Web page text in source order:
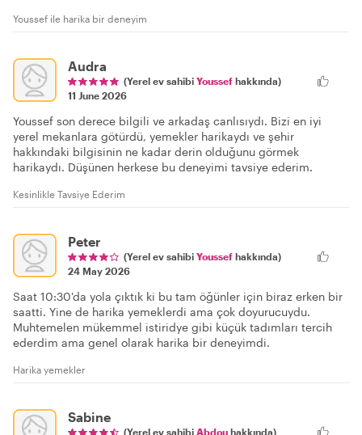
Youssef ile harika bir deneyim
Audra
(Yerel ev sahibi Youssef hakkında)
11 June 2026
Youssef son derece bilgili ve arkadaş canlısıydı. Bizi en iyi
yerel mekanlara götürdü, yemekler harikaydı ve şehir
hakkındaki bilgisinin ne kadar derin olduğunu görmek
harikaydı. Düşünen herkese bu deneyimi tavsiye ederim.
Kesinlikle Tavsiye Ederim
Peter
(Yerel ev sahibi Youssef hakkında)
24 May 2026
Saat 10:30'da yola çıktık ki bu tam öğünler için biraz erken bir
saatti. Yine de harika yemeklerdi ama çok doyurucuydu.
Muhtemelen mükemmel istiridye gibi küçük tadımları tercih
ederdim ama genel olarak harika bir deneyimdi.
Harika yemekler
Sabine
(Yerel ev sahibi Abdou hakkında)